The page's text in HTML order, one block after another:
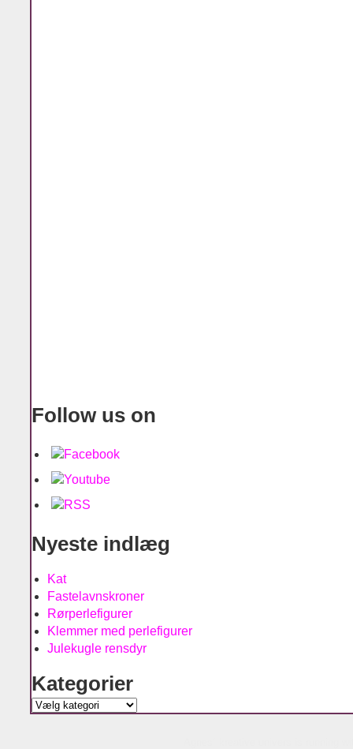
Follow us on
Nyeste indlæg
Kat
Fastelavnskroner
Rørperlefigurer
Klemmer med perlefigurer
Julekugle rensdyr
Kategorier
Kategorier